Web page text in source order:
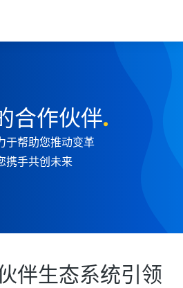
合作伙伴.
于帮助您推动变革
携手共创未来
伴生态系统引领